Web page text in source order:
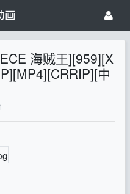
画
海贼王][959][X
中